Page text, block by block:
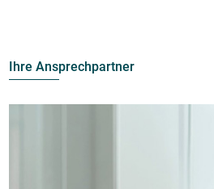
Ihre Ansprechpartner